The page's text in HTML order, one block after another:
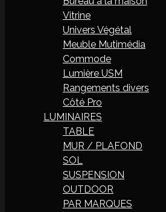
Vitrine
Univers Végétal
Meuble Mutimédia
Commode
Lumière USM
Rangements divers
Côté Pro
LUMINAIRES
TABLE
MUR / PLAFOND
SOL
SUSPENSION
OUTDOOR
PAR MARQUES